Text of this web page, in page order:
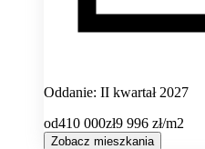
Oddanie: II kwartał 2027
od410 000zł9 996 zł/m2
Zobacz mieszkania